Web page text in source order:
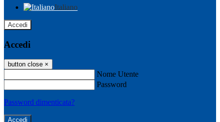
Italiano
Accedi
Accedi
button close ×
Nome Utente
Password
Password dimenticata?